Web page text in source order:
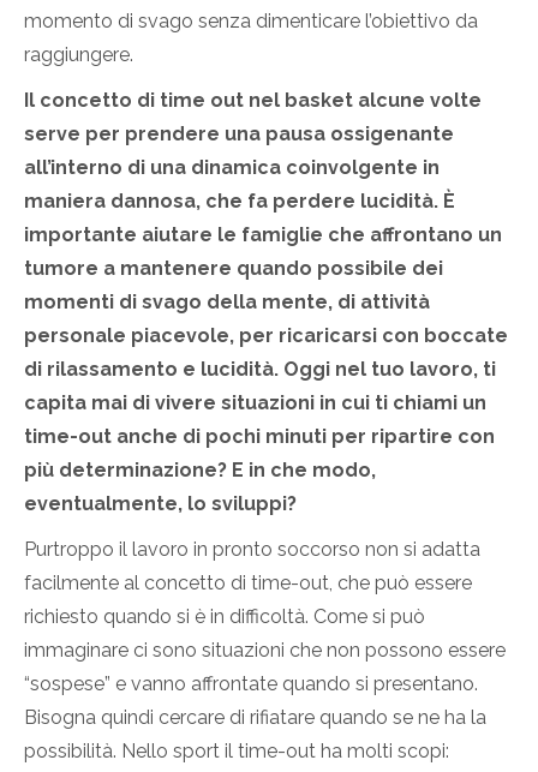
momento di svago senza dimenticare l’obiettivo da
raggiungere.
Il concetto di time out nel basket alcune volte
serve per prendere una pausa ossigenante
all’interno di una dinamica coinvolgente in
maniera dannosa, che fa perdere lucidità. È
importante aiutare le famiglie che affrontano un
tumore a mantenere quando possibile dei
momenti di svago della mente, di attività
personale piacevole, per ricaricarsi con boccate
di rilassamento e lucidità. Oggi nel tuo lavoro, ti
capita mai di vivere situazioni in cui ti chiami un
time-out anche di pochi minuti per ripartire con
più determinazione? E in che modo,
eventualmente, lo sviluppi?
Purtroppo il lavoro in pronto soccorso non si adatta
facilmente al concetto di time-out, che può essere
richiesto quando si è in difficoltà. Come si può
immaginare ci sono situazioni che non possono essere
“sospese” e vanno affrontate quando si presentano.
Bisogna quindi cercare di rifiatare quando se ne ha la
possibilità. Nello sport il time-out ha molti scopi: